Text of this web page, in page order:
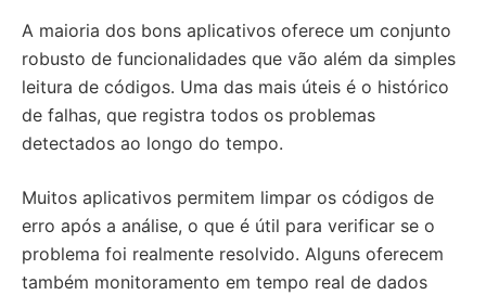
A maioria dos bons aplicativos oferece um conjunto
robusto de funcionalidades que vão além da simples
leitura de códigos. Uma das mais úteis é o histórico
de falhas, que registra todos os problemas
detectados ao longo do tempo.
Muitos aplicativos permitem limpar os códigos de
erro após a análise, o que é útil para verificar se o
problema foi realmente resolvido. Alguns oferecem
também monitoramento em tempo real de dados